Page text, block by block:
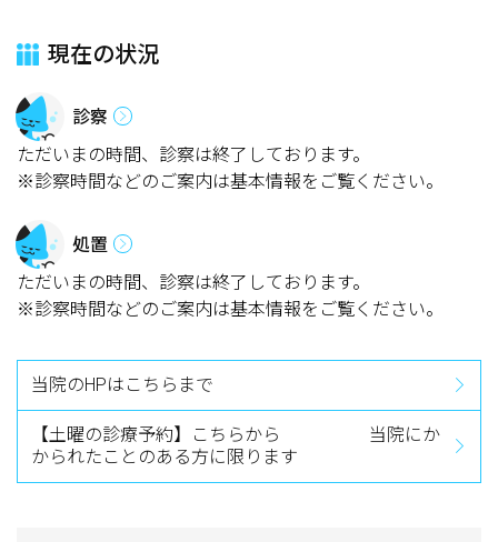
現在の状況
診察
ただいまの時間、診察は終了しております。
※診察時間などのご案内は基本情報をご覧ください。
処置
ただいまの時間、診察は終了しております。
※診察時間などのご案内は基本情報をご覧ください。
当院のHPはこちらまで
【土曜の診療予約】こちらから 当院にか
かられたことのある方に限ります